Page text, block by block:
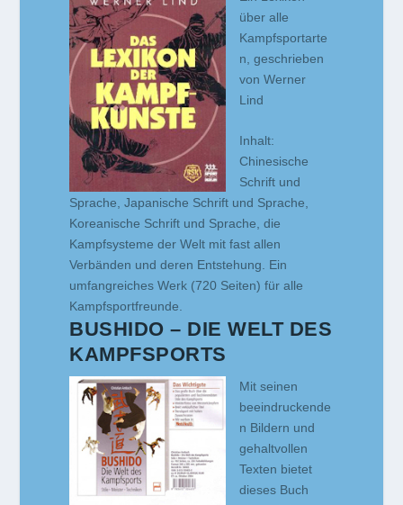
über alle
Kampfsportarte
n, geschrieben
von Werner
Lind
Inhalt:
Chinesische
Schrift und
Sprache, Japanische Schrift und Sprache,
Koreanische Schrift und Sprache, die
Kampfsysteme der Welt mit fast allen
Verbänden und deren Entstehung. Ein
umfangreiches Werk (720 Seiten) für alle
Kampfsportfreunde.
BUSHIDO – DIE WELT DES
KAMPFSPORTS
Mit seinen
beeindruckende
n Bildern und
gehaltvollen
Texten bietet
dieses Buch